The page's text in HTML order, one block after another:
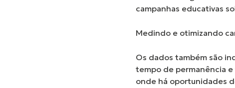
campanhas educativas
Medindo e otimizando
Os dados também são
tempo de permanência
onde há oportunidades